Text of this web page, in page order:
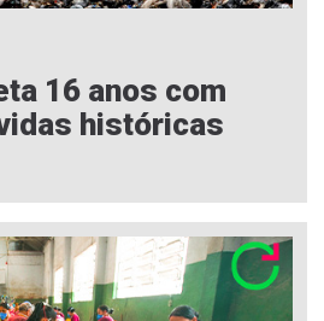
16 anos com
históricas